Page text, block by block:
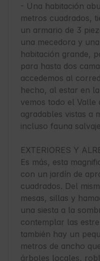
- Una habitación
metros cuadrados,
un armario de 3
una mecedora y
habitación grande,
para hasta dos
accedemos al
hecho, al estar en
vemos todo el Valle
agradables vistas a
incluso fauna
EXTERIORES Y
Es más, esta
con un jardín de
cuadrados. Del
mesas, sillas y
una siesta a la
contemplar las
también hay un
metros de ancho
árboles locales,